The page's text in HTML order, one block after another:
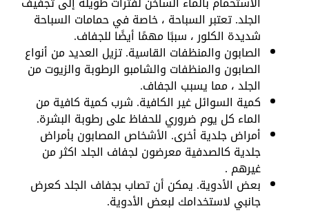
الجلد. تعتبر السباحة ، خاصة في حمامات السباحة
شديدة الكلور ، سببًا مهمًا أيضًا للجفاف.
الصابون والمنظفات القاسية. تزيل العديد من أنواع
الصابون والمنظفات والشامبو الرطوبة والزيوت من
الجلد ، مما يسبب الجفاف.
كمية السوائل غير الكافية. شرب كمية كافية من
الماء كل يوم ضروري للحفاظ على رطوبة البشرة.
أمراض جلدية أخرى. الأشخاص المصابون بأمراض
جلدية كالصدفية معرضون لجفاف الجلد اكثر من
غيرهم .
بعض الأدوية. يمكن أن تصاب بجفاف الجلد كعرض
جانبي لاستخدامك لبعض الأدوية.